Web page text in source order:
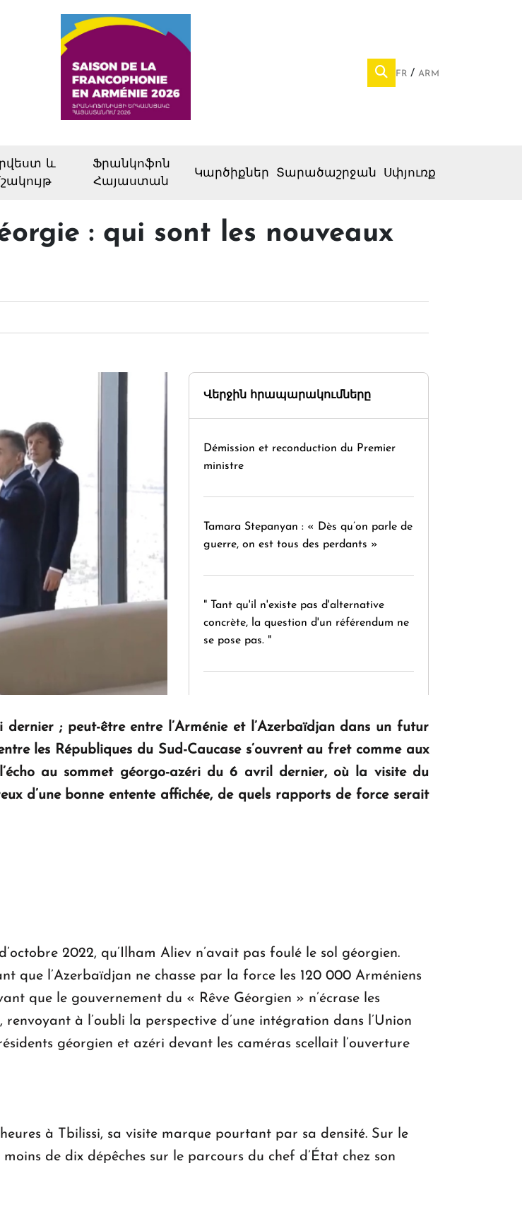
FR ARM
և
Ֆրանկոֆոն
Հայաստան
Կարծիքներ Տարածաշրջան Սփյուռք
: qui sont les nouveaux
Վերջին հրապարակումները
Démission et reconduction du Premier
ministre
Tamara Stepanyan : « Dès qu’on parle de
guerre, on est tous des perdants »
" Tant qu'il n'existe pas d'alternative
concrète, la question d'un référendum ne
se pose pas. "
d'avenir en Arménie
Le premier hôtel Hyatt Regency
d'Arménie ouvrira ses portes à Dilijan
; peut-être entre l’Arménie et l’Azerbaïdjan dans un futur
les Républiques du Sud-Caucase s’ouvrent au fret comme aux
au sommet géorgo-azéri du 6 avril dernier, où la visite du
d’une bonne entente affichée, de quels rapports de force serait
2022, qu’Ilham Aliev n’avait pas foulé le sol géorgien.
que l’Azerbaïdjan ne chasse par la force les 120 000 Arméniens
que le gouvernement du « Rêve Géorgien » n’écrase les
à l’oubli la perspective d’une intégration dans l’Union
géorgien et azéri devant les caméras scellait l’ouverture
à Tbilissi, sa visite marque pourtant par sa densité. Sur le
de dix dépêches sur le parcours du chef d’État chez son